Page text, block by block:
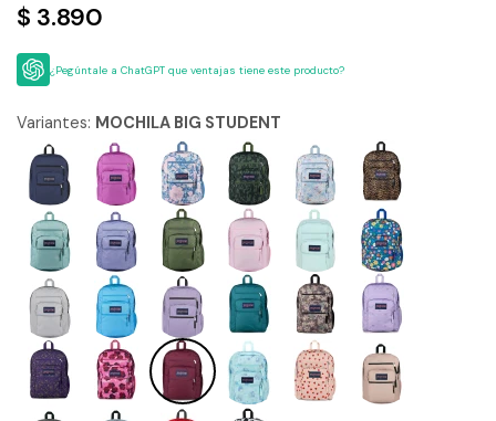
$ 3.890
¿Pegúntale a ChatGPT que ventajas tiene este producto?
Variantes: MOCHILA BIG STUDENT